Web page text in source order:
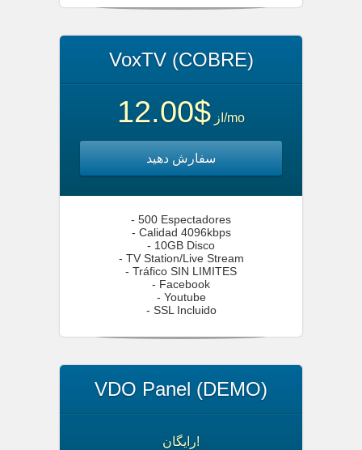
VoxTV (COBRE)
از $12.00 /mo
سفارش دهید
- 500 Espectadores
- Calidad 4096kbps
- 10GB Disco
- TV Station/Live Stream
- Tráfico SIN LIMITES
- Facebook
- Youtube
- SSL Incluido
VDO Panel (DEMO)
رایگان!